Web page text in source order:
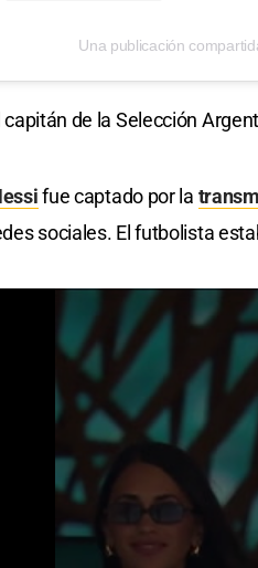
Una publicación
capitán de la Selección
fue captado por la
sociales. El futbolista